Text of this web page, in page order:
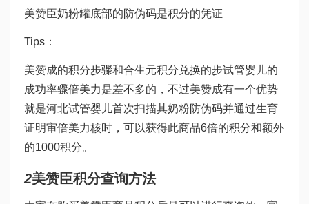
美赞臣奶粉罐底部的防伪码是积分的凭证
Tips：
美赞成的积分步骤和合生元积分兑换的步试管婴儿的
成功率骤倍美力是差不多的，不过美赞成有一个优势
就是河北试管婴儿首次扫描其奶粉防伪码并通过生育
证明审倍美力核时，可以获得此商品6倍的积分和额外
的1000积分。
2美赞臣积分查询方法